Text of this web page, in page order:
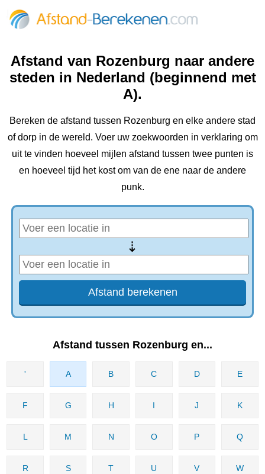
Afstand van Rozenburg naar andere
steden in Nederland (beginnend met
A).
Bereken de afstand tussen Rozenburg en elke andere stad
of dorp in de wereld. Voer uw zoekwoorden in verklaring om
uit te vinden hoeveel mijlen afstand tussen twee punten is
en hoeveel tijd het kost om van de ene naar de andere
punk.
⇢
Afstand tussen Rozenburg en...
' A B C D E
F G H I J K
L M N O P Q
R S T U V W